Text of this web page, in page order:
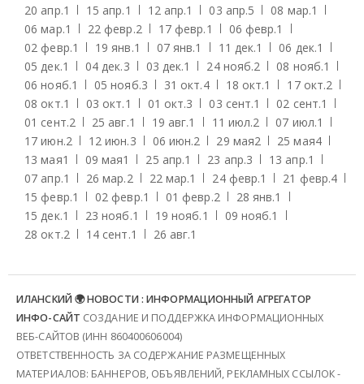
20 апр.1 15 апр.1 12 апр.1 03 апр.5 08 мар.1
06 мар.1 22 февр.2 17 февр.1 06 февр.1
02 февр.1 19 янв.1 07 янв.1 11 дек.1 06 дек.1
05 дек.1 04 дек.3 03 дек.1 24 нояб.2 08 нояб.1
06 нояб.1 05 нояб.3 31 окт.4 18 окт.1 17 окт.2
08 окт.1 03 окт.1 01 окт.3 03 сент.1 02 сент.1
01 сент.2 25 авг.1 19 авг.1 11 июл.2 07 июл.1
17 июн.2 12 июн.3 06 июн.2 29 мая2 25 мая4
13 мая1 09 мая1 25 апр.1 23 апр.3 13 апр.1
07 апр.1 26 мар.2 22 мар.1 24 февр.1 21 февр.4
15 февр.1 02 февр.1 01 февр.2 28 янв.1
15 дек.1 23 нояб.1 19 нояб.1 09 нояб.1
28 окт.2 14 сент.1 26 авг.1
ИЛАНСКИЙ 🌍 НОВОСТИ : ИНФОРМАЦИОННЫЙ АГРЕГАТОР
ИНФО-САЙТ СОЗДАНИЕ И ПОДДЕРЖКА ИНФОРМАЦИОННЫХ
ВЕБ-САЙТОВ (ИНН 860400606004)
ОТВЕТСТВЕННОСТЬ ЗА СОДЕРЖАНИЕ РАЗМЕЩЕННЫХ
МАТЕРИАЛОВ: БАННЕРОВ, ОБЪЯВЛЕНИЙ, РЕКЛАМНЫХ ССЫЛОК -